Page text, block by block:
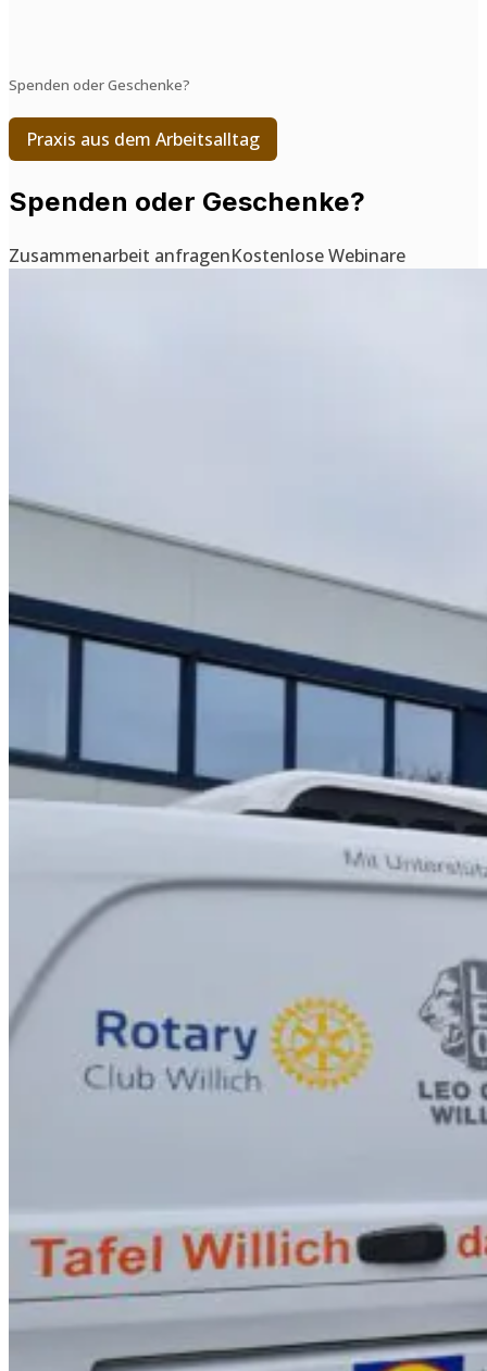
Spenden oder Geschenke?
Praxis aus dem Arbeitsalltag
Spenden oder Geschenke?
Zusammenarbeit anfragenKostenlose Webinare